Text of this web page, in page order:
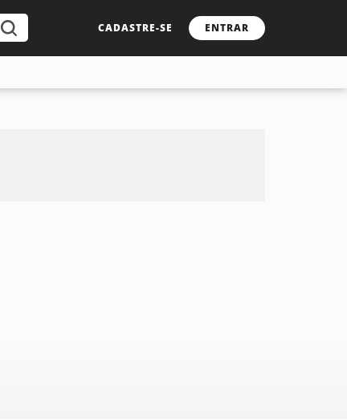
CADASTRE-SE ENTRAR